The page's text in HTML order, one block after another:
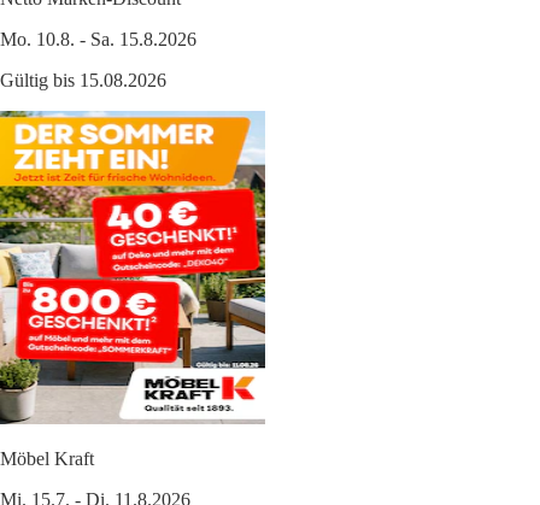
Mo. 10.8. - Sa. 15.8.2026
Gültig bis 15.08.2026
Möbel Kraft
Mi. 15.7. - Di. 11.8.2026